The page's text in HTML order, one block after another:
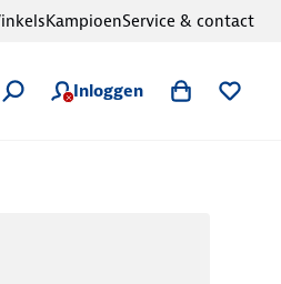
Inloggen
KampioenService & contact